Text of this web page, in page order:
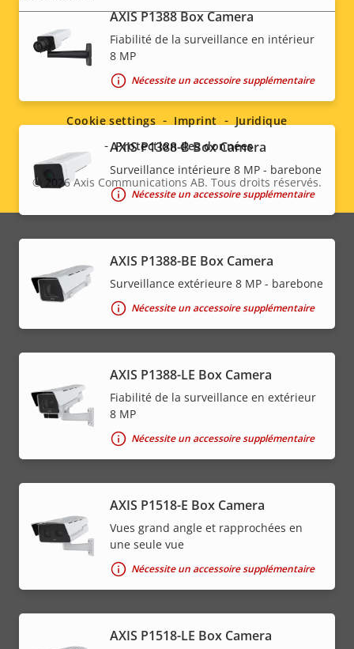
AXIS P1388 Box Camera
Fiabilité de la surveillance en intérieur
8 MP
Nécessite un accessoire supplémentaire
AXIS P1388-B Box Camera
Surveillance intérieure 8 MP - barebone
Nécessite un accessoire supplémentaire
AXIS P1388-BE Box Camera
Surveillance extérieure 8 MP - barebone
Nécessite un accessoire supplémentaire
AXIS P1388-LE Box Camera
Fiabilité de la surveillance en extérieur
8 MP
Nécessite un accessoire supplémentaire
AXIS P1518-E Box Camera
Vues grand angle et rapprochées en
une seule vue
Nécessite un accessoire supplémentaire
AXIS P1518-LE Box Camera
Social
menu
Legal
menu
© 2026Axis Communications AB. Tous droits réservés.
Cookie settings Imprint
Juridique
Protection des données